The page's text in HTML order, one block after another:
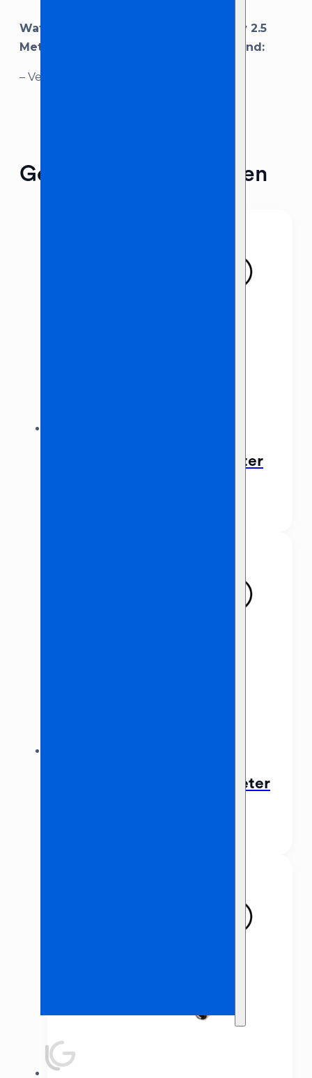
Wat je krijgt als je ‘Verlengkabel 230v 2.5
Meter’ huurt bij Licht en Geluid Zeeland:
– Verlengkabel 2.5 meter
Gerelateerde producten
Verlengkabel 230v 5 Meter
Verlengkabel 230v 10 Meter